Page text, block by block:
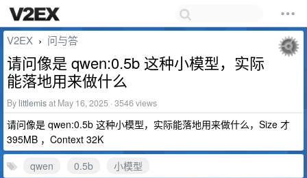
V2EX › 问与答
请问像是 qwen:0.5b 这种小模型，实际
能落地用来做什么
By littlemisat May 16, 2025 · 3546 views
请问像是 qwen:0.5b 这种小模型，实际能落地用来做什么，Size 才
395MB ，Context 32K
qwen
0.5b
小模型